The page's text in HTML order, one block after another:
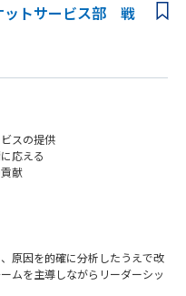
構築・最適化を、開発〜量産〜
需要と供給の調整を実務で担う
定力も養われます。
外展開にあわせて、グローバル
あります。
まだ立ち上げ初期の段階です
可能性は十分にあります。
日々のやり取りから在庫・出荷
担っていただきます。
アップだからこそ、自ら主体的
合わせて機能そのものを拡張し
経験
経験
適応できる人
って対応できる人
門との調整が得意な人
据えた対応を検討できる人
める人
ットサービス部 戦
スの提供
応える
献
スマートフォンの調達業務
ムの機能改善、求償予測業務
パートナーとの交渉戦略策定
務、資産管理業務
原因を的確に分析したうえで改
ムを主導しながらリーダーシッ